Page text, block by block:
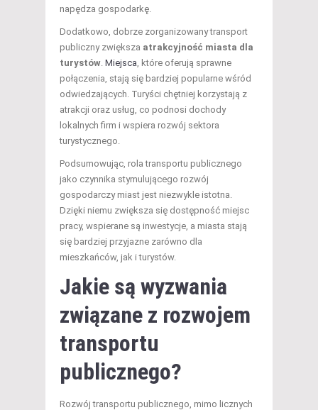
napędza gospodarkę.
Dodatkowo, dobrze zorganizowany transport
publiczny zwiększa atrakcyjność miasta dla
turystów Miejsca , które oferują sprawne
połączenia, stają się bardziej popularne wśród
odwiedzających. Turyści chętniej korzystają z
atrakcji oraz usług, co podnosi dochody
lokalnych firm i wspiera rozwój sektora
turystycznego.
Podsumowując, rola transportu publicznego
jako czynnika stymulującego rozwój
gospodarczy miast jest niezwykle istotna.
Dzięki niemu zwiększa się dostępność miejsc
pracy, wspierane są inwestycje, a miasta stają
się bardziej przyjazne zarówno dla
mieszkańców, jak i turystów.
Jakie są wyzwania
związane z rozwojem
transportu
publicznego?
Rozwój transportu publicznego, mimo licznych